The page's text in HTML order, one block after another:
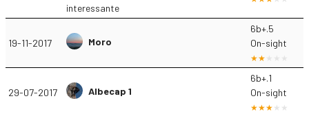
interessante
19-11-2017 Moro
6b+.5
On-sight
29-07-2017 Albecap 1
6b+.1
On-sight